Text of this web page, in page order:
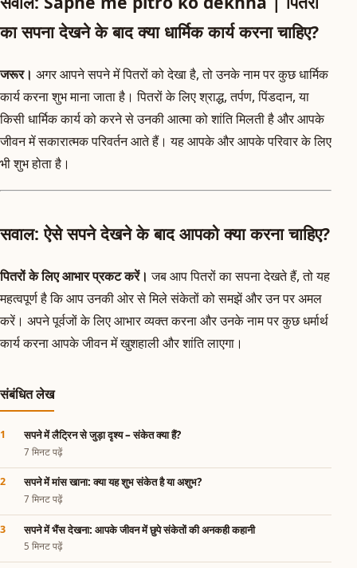
का सपना देखने के बाद क्या धार्मिक कार्य करना चाहिए?
जरूर। अगर आपने सपने में पितरों को देखा है, तो उनके नाम पर कुछ धार्मिक
कार्य करना शुभ माना जाता है। पितरों के लिए श्राद्ध, तर्पण, पिंडदान, या
किसी धार्मिक कार्य को करने से उनकी आत्मा को शांति मिलती है और आपके
जीवन में सकारात्मक परिवर्तन आते हैं। यह आपके और आपके परिवार के लिए
भी शुभ होता है।
सवाल: ऐसे सपने देखने के बाद आपको क्या करना चाहिए?
पितरों के लिए आभार प्रकट करें। जब आप पितरों का सपना देखते हैं, तो यह
महत्वपूर्ण है कि आप उनकी ओर से मिले संकेतों को समझें और उन पर अमल
करें। अपने पूर्वजों के लिए आभार व्यक्त करना और उनके नाम पर कुछ धर्मार्थ
कार्य करना आपके जीवन में खुशहाली और शांति लाएगा।
संबंधित लेख
सपने में लैट्रिन से जुड़ा दृश्य – संकेत क्या हैं?
7 मिनट पढ़ें
सपने में मांस खाना: क्या यह शुभ संकेत है या अशुभ?
7 मिनट पढ़ें
सपने में भैंस देखना: आपके जीवन में छुपे संकेतों की अनकही कहानी
5 मिनट पढ़ें